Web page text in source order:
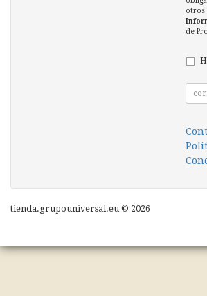
otros
de
tienda.grupouniversal.eu © 2026